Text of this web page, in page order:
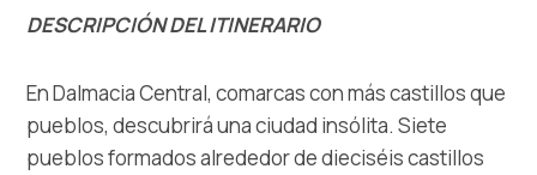
Multimedia
Safe in Dalmatia
es
DESCRIPCIÓN DEL ITINERARIO
En Dalmacia Central, comarcas con más castillos que
pueblos, descubrirá una ciudad insólita. Siete
pueblos formados alrededor de dieciséis castillos